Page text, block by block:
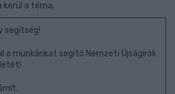
kerül a téma.
segítség!
a munkánkat segítő Nemzeti Újságírók